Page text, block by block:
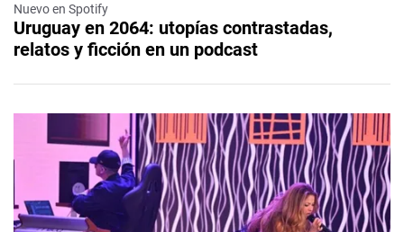
Nuevo en Spotify
Uruguay en 2064: utopías contrastadas,
relatos y ficción en un podcast